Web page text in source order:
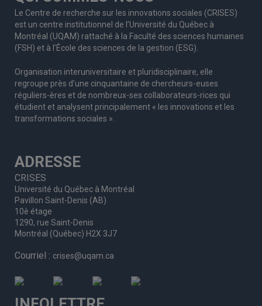
Le Centre de recherche sur les innovations sociales (CRISES)
est un centre institutionnel de l’Université du Québec à
Montréal (UQAM) rattaché à la Faculté des sciences humaines
(FSH) et à l’École des sciences de la gestion (ESG).
Organisation interuniversitaire et pluridisciplinaire, elle
regroupe près d’une cinquantaine de chercheurs-euses
réguliers-ères et de nombreux-ses collaborateurs-rices qui
étudient et analysent principalement « les innovations et les
transformations sociales ».
ADRESSE
CRISES
Université du Québec à Montréal
Pavillon Saint-Denis (AB)
10è étage
1290, rue Saint-Denis
Montréal (Québec) H2X 3J7
Courriel : crises@uqam.ca